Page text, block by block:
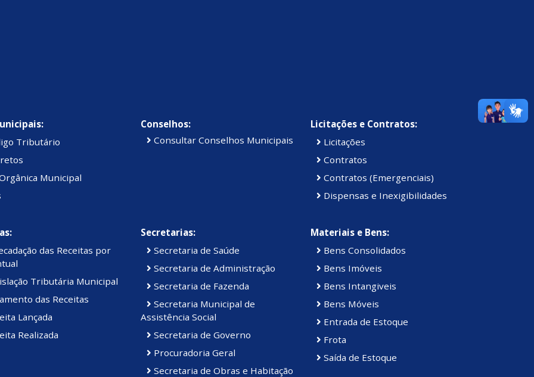
Tributário
Municipal
Conselhos:
Consultar Conselhos Municipais
Licitações e Contratos:
Licitações
Contratos
Contratos (Emergenciais)
Dispensas e Inexigibilidades
das Receitas por
Tributária Municipal
das Receitas
Lançada
Realizada
Secretarias:
Secretaria de Saúde
Secretaria de Administração
Secretaria de Fazenda
Secretaria Municipal de
Assistência Social
Secretaria de Governo
Procuradoria Geral
Secretaria de Obras e Habitação
Materiais e Bens:
Bens Consolidados
Bens Imóveis
Bens Intangiveis
Bens Móveis
Entrada de Estoque
Frota
Saída de Estoque